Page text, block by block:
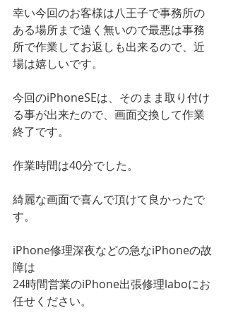
幸い今回のお客様は八王子で事務所の
ある場所まで遠く無いので最悪は事務
所で作業してお返しも出来るので、近
場は嬉しいです。
今回のiPhoneSEは、そのまま取り付け
る事が出来たので、画面交換して作業
終了です。
作業時間は40分でした。
綺麗な画面で喜んで頂けて良かったで
す。
iPhone修理深夜などの急なiPhoneの故
障は
24時間営業のiPhone出張修理laboにお
任せください。